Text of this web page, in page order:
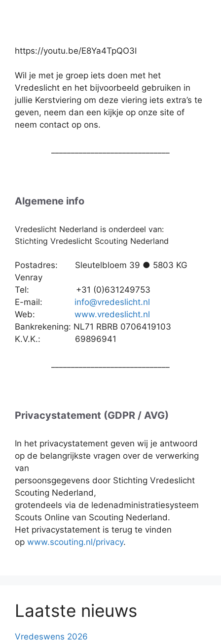
https://youtu.be/E8Ya4TpQO3I
Wil je met je groep iets doen met het
Vredeslicht en het bijvoorbeeld gebruiken in
jullie Kerstviering om deze viering iets extra’s te
geven, neem dan een kijkje op onze site of
neem contact op ons.
Algemene info
Vredeslicht Nederland is onderdeel van:
Stichting Vredeslicht Scouting Nederland
Postadres: Sleutelbloem 39 ● 5803 KG
Venray
Tel: +31 (0)631249753
E-mail: info@vredeslicht.nl
Web: www.vredeslicht.nl
Bankrekening: NL71 RBRB 0706419103
K.V.K.: 69896941
Privacystatement (GDPR / AVG)
In het privacystatement geven wij je antwoord
op de belangrijkste vragen over de verwerking
van
persoonsgegevens door Stichting Vredeslicht
Scouting Nederland,
grotendeels via de ledenadministratiesysteem
Scouts Online van Scouting Nederland.
Het privacystatement is terug te vinden
op www.scouting.nl/privacy.
Laatste nieuws
Vredeswens 2026